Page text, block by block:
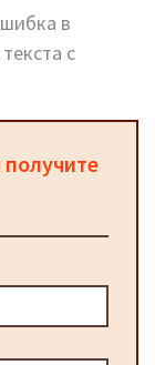
в
с
получите